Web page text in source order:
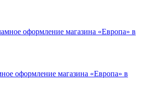
оформление магазина «Европа» в